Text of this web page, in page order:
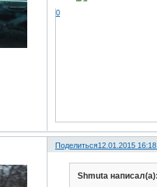
0
Поделиться12.01.2015
Shmuta написал(а):